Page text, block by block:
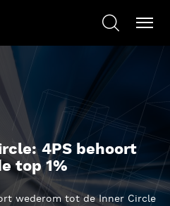
4PS behoort
top 1%
wederom tot de Inner Circle